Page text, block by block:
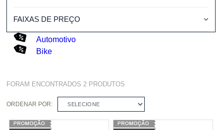
FAIXAS DE PREÇO
Automotivo
Bike
FORAM ENCONTRADOS2 PRODUTOS
ORDENAR POR: SELECIONE